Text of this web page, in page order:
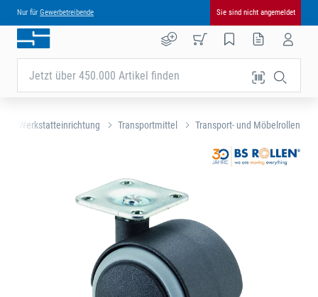
Nur für Gewerbetreibende Sie sind nicht angemeldet
Jetzt über 450.000 Artikel finden
Werkstatteinrichtung Transportmittel Transport- und Möbelrollen